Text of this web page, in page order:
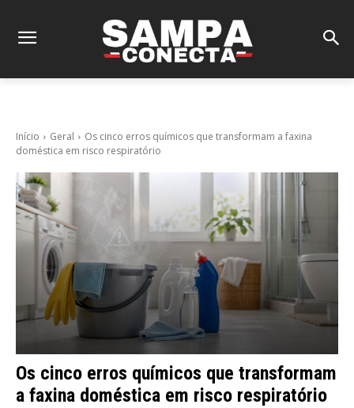
Início Geral
Os cinco erros químicos que transformam a faxina
doméstica em risco respiratório
Os cinco erros químicos que transformam
a faxina doméstica em risco respiratório